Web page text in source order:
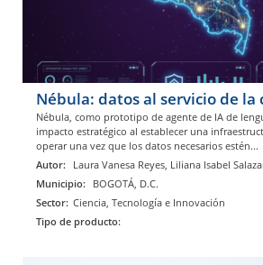
Nébula: datos al servicio de la
Nébula, como prototipo de agente de IA de
impacto estratégico al establecer una
operar una vez que los datos necesarios estén...
Autor: Laura Vanesa Reyes, Liliana Isabel
Municipio: BOGOTÁ, D.C.
Sector: Ciencia, Tecnología e Innovación
Tipo de producto: